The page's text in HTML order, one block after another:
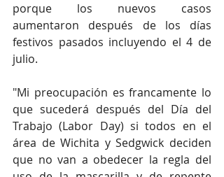
porque los nuevos casos
aumentaron después de los días
festivos pasados incluyendo el 4 de
julio.
"Mi preocupación es francamente lo
que sucederá después del Día del
Trabajo (Labor Day) si todos en el
área de Wichita y Sedgwick deciden
que no van a obedecer la regla del